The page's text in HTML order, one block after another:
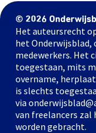
© 2026
Het auteursrecht
het
medewerkers. Het
toegestaan, mits
overname,
is slechts
via
van freelancers zal
worden gebracht.